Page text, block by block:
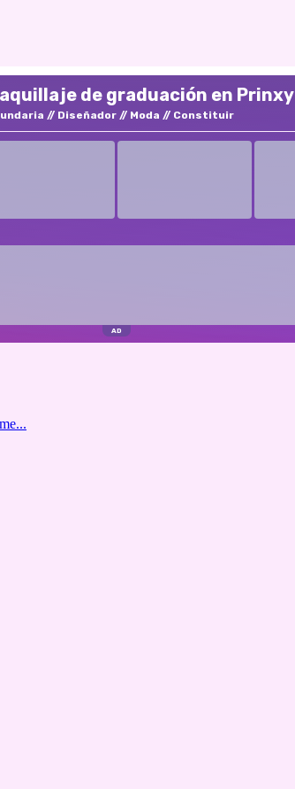
de graduación en Prinxy
Diseñador Moda Constituir